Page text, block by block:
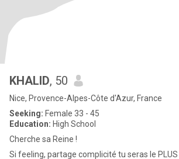
KHALID, 50
Nice, Provence-Alpes-Côte d'Azur, France
Seeking: Female 33 - 45
Education: High School
Cherche sa Reine !
Si feeling, partage complicité tu seras le